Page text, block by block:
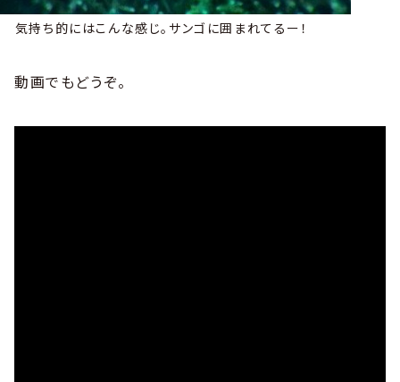
気持ち的にはこんな感じ。サンゴに囲まれてるー！
動画でもどうぞ。